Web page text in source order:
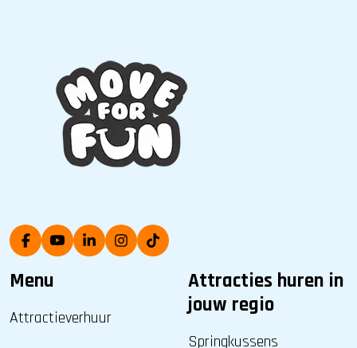
Menu
Attractieverhuur
Attracties huren in
jouw regio
Springkussens